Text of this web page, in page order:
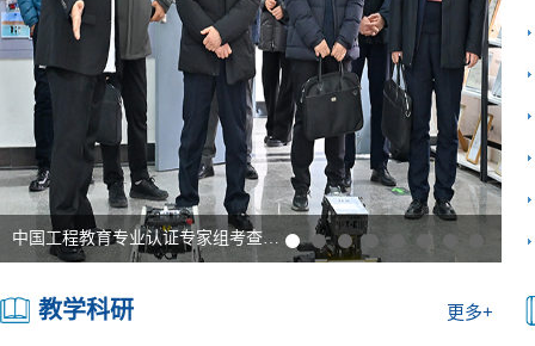
中国工程教育专业认证专家组考查我校软件工程专业
教学科研 更多+